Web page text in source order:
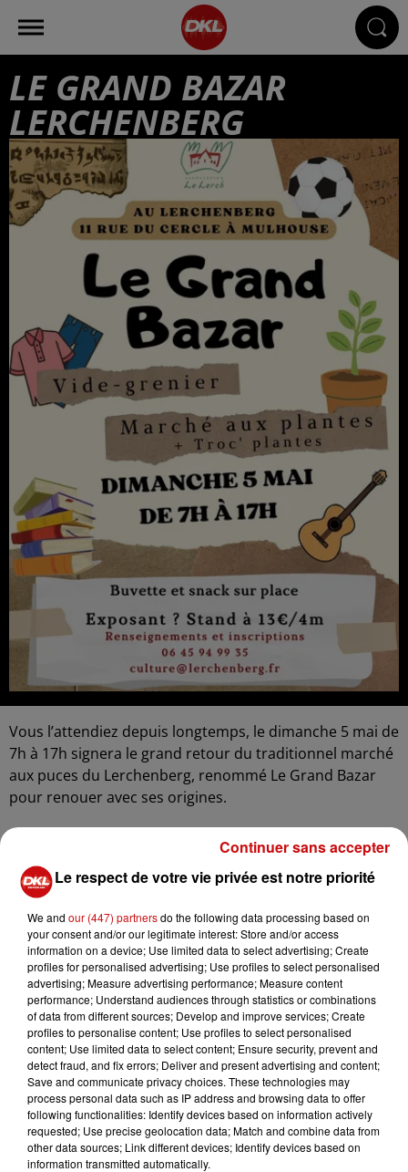
LE GRAND BAZAR
LERCHENBERG
Vous l’attendiez depuis longtemps, le dimanche 5 mai de
7h à 17h signera le grand retour du traditionnel marché
aux puces du Lerchenberg, renommé Le Grand Bazar
pour renouer avec ses origines.
Le Grand Bazar aura lieu dans le parc du Lerchenberg,
au 11 rue du Cercle à Mulhouse. Afin de donner une
nouvelle touche de verdure à ce vide-greniers, un
de nombreuses variétés de plantes et graines ainsi
qu’un Troc’ plantes. Le principe du Troc’ plantes est
simple, apportez vos plantes, graines, semis, boutures, à
échanger
ou à donner et repartez éventuellement avec une
nouvelle variété de plante. Un stand sera dédié au troc.
Profitez de l’ambiance et du cadre de verdure du
Lerchenberg autour d’un verre, viennoises, sandwichs et
desserts maisons, une buvette étant mise à votre
disposition tout au long de la journée pour vous
restaurer.
Le respect de votre vie privée est notre priorité
We and our (447) partnersdo the following data processing based on
your consent and/or our legitimate interest: Store and/or access
information on a device; Use limited data to select advertising; Create
profiles for personalised advertising; Use profiles to select personalised
advertising; Measure advertising performance; Measure content
performance; Understand audiences through statistics or combinations
of data from different sources; Develop and improve services; Create
profiles to personalise content; Use profiles to select personalised
content; Use limited data to select content; Ensure security, prevent and
detect fraud, and fix errors; Deliver and present advertising and content;
Save and communicate privacy choices. These technologies may
process personal data such as IP address and browsing data to offer
following functionalities: Identify devices based on information actively
requested; Use precise geolocation data; Match and combine data from
other data sources; Link different devices; Identify devices based on
information transmitted automatically.
Continuer sans accepter